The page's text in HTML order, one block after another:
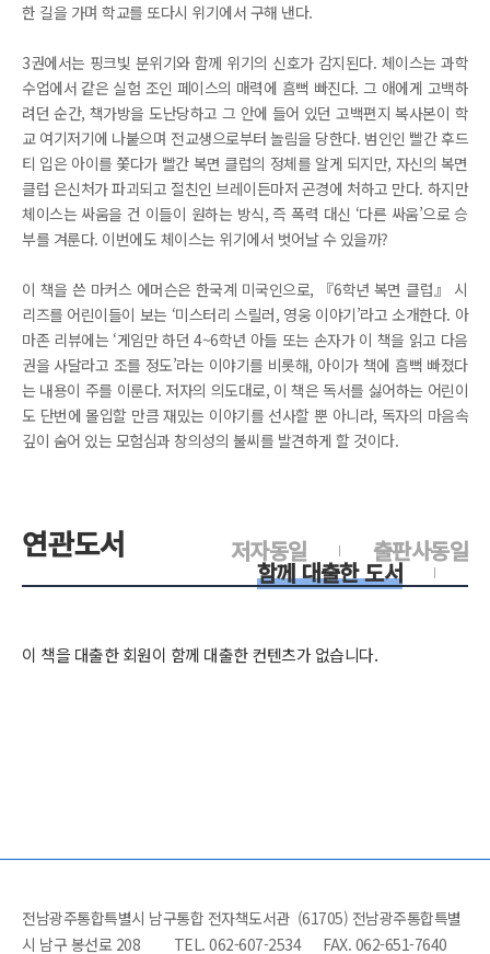
한 길을 가며 학교를 또다시 위기에서 구해 낸다.
3권에서는 핑크빛 분위기와 함께 위기의 신호가 감지된다. 체이스는 과학
수업에서 같은 실험 조인 페이스의 매력에 흠뻑 빠진다. 그 애에게 고백하
려던 순간, 책가방을 도난당하고 그 안에 들어 있던 고백편지 복사본이 학
교 여기저기에 나붙으며 전교생으로부터 놀림을 당한다. 범인인 빨간 후드
티 입은 아이를 쫓다가 빨간 복면 클럽의 정체를 알게 되지만, 자신의 복면
클럽 은신처가 파괴되고 절친인 브레이든마저 곤경에 처하고 만다. 하지만
체이스는 싸움을 건 이들이 원하는 방식, 즉 폭력 대신 ‘다른 싸움’으로 승
부를 겨룬다. 이번에도 체이스는 위기에서 벗어날 수 있을까?
이 책을 쓴 마커스 에머슨은 한국계 미국인으로, 『6학년 복면 클럽』 시
리즈를 어린이들이 보는 ‘미스터리 스릴러, 영웅 이야기’라고 소개한다. 아
마존 리뷰에는 ‘게임만 하던 4~6학년 아들 또는 손자가 이 책을 읽고 다음
권을 사달라고 조를 정도’라는 이야기를 비롯해, 아이가 책에 흠뻑 빠졌다
는 내용이 주를 이룬다. 저자의 의도대로, 이 책은 독서를 싫어하는 어린이
도 단번에 몰입할 만큼 재밌는 이야기를 선사할 뿐 아니라, 독자의 마음속
깊이 숨어 있는 모험심과 창의성의 불씨를 발견하게 할 것이다.
연관도서 출판사동일
저자동일
함께 대출한 도서
이 책을 대출한 회원이 함께 대출한 컨텐츠가 없습니다.
전남광주통합특별시 남구통합 전자책도서관 (61705) 전남광주통합특별
시 남구 봉선로 208
TEL. 062-607-2534 FAX. 062-651-7640